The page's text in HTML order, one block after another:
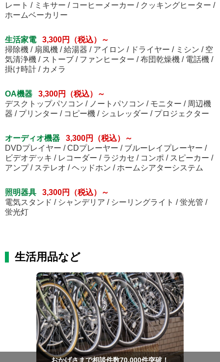
レート / ミキサー / コーヒーメーカー / クッキングヒーター /
ホームベーカリー
生活家電
3,300円（税込）～
掃除機 / 扇風機 / 給湯器 / アイロン / ドライヤー / ミシン / 空
気清浄機 / ストーブ / ファンヒーター / 布団乾燥機 / 電話機 /
掛け時計 / カメラ
OA機器
3,300円（税込）～
デスクトップパソコン / ノートパソコン / モニター / 周辺機
器 / プリンター / コピー機 / シュレッダー / プロジェクター
オーディオ機器
3,300円（税込）～
DVDプレイヤー / CDプレーヤー / ブルーレイプレーヤー /
ビデオデッキ / レコーダー / ラジカセ / コンポ / スピーカー /
アンプ / ステレオ / ヘッドホン / ホームシアターシステム
照明器具
3,300円（税込）～
電気スタンド / シャンデリア / シーリングライト / 蛍光管 /
蛍光灯
生活用品など
おかげさまで相談件数70,000件突破！